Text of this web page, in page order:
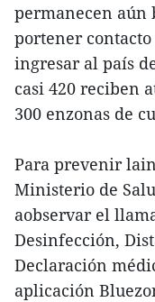
permanecen aún
portener
ingresar al país
casi 420 reciben
300 enzonas de
Para prevenir
Ministerio de
aobservar el
Desinfección,
Declaración
aplicación